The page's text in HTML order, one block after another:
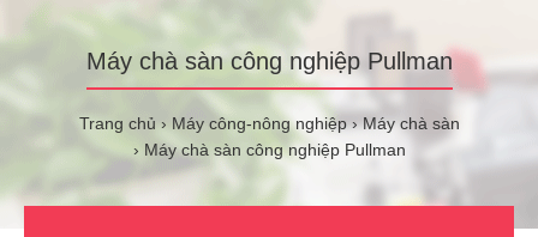
Máy chà sàn công nghiệp Pullman
Trang chủ Máy công-nông nghiệp
Máy chà sàn
Máy chà sàn công nghiệp Pullman